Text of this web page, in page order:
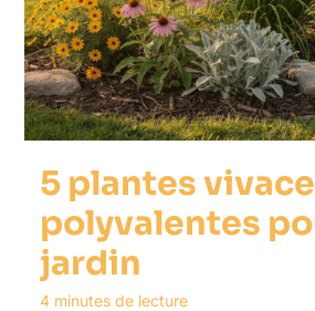
5 plantes
polyvalentes
jardin
4 minutes de lecture